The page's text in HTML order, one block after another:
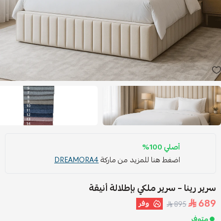
أصلي 100%
اضغط هنا للمزيد من ماركةDREAMORA4
سرير رينا – سرير ملكي بإطلالة أنيقة
689
895 وفر